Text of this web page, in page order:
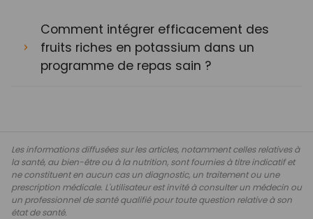
Comment intégrer efficacement des
fruits riches en potassium dans un
programme de repas sain ?
Les informations diffusées sur les articles, notamment celles relatives à
la santé, au bien-être ou à la nutrition, sont fournies à titre indicatif et
ne constituent en aucun cas un diagnostic, un traitement ou une
prescription médicale. L'utilisateur est invité à consulter un médecin ou
un professionnel de santé qualifié pour toute question relative à son
état de santé.